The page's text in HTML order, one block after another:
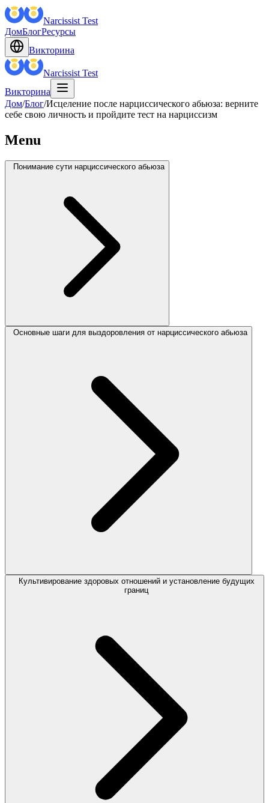
Narcissist Test
ДомБлогРесурсы
Викторина
Narcissist Test
Викторина
Дом/Блог/Исцеление после нарциссического абьюза: верните
себе свою личность и пройдите тест на нарциссизм
Menu
Понимание сути нарциссического абьюза
Основные шаги для выздоровления от нарциссического абьюза
Культивирование здоровых отношений и установление будущих
границ